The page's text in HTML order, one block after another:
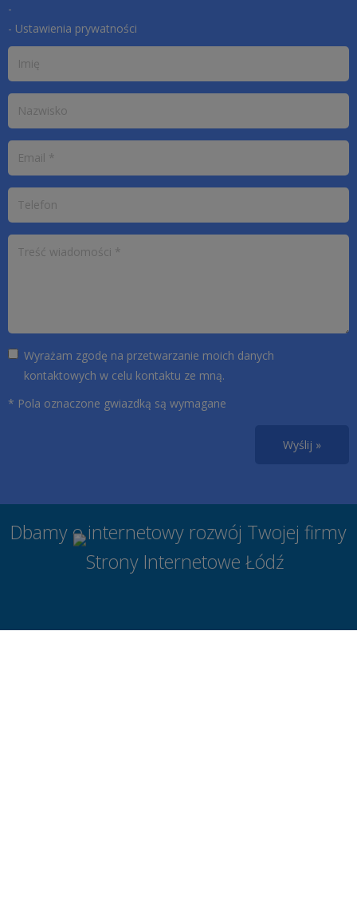
-
- Ustawienia prywatności
Wyrażam zgodę na przetwarzanie moich danych
kontaktowych w celu kontaktu ze mną.
* Pola oznaczone gwiazdką są wymagane
Wyślij »
Dbamy o internetowy rozwój Twojej firmy